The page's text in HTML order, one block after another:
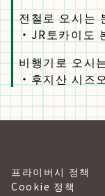
전철로 오시는
・JR토카이도
비행기로 오시
・후지산 시즈
프라이버시 정책
Cookie 정책